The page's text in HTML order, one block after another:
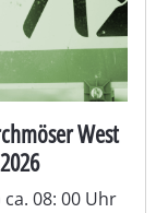
West
08: 00 Uhr